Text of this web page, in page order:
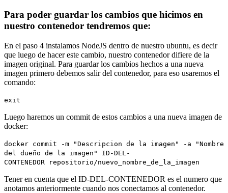
Para poder guardar los cambios que hicimos en
nuestro contenedor tendremos que:
En el paso 4 instalamos NodeJS dentro de nuestro ubuntu, es decir
que luego de hacer este cambio, nuestro contenedor difiere de la
imagen original. Para guardar los cambios hechos a una nueva
imagen primero debemos salir del contenedor, para eso usaremos el
comando:
exit
Luego haremos un commit de estos cambios a una nueva imagen de
docker:
docker commit -m "Descripcion de la imagen" -a "Nombre
del dueño de la imagen" ID-DEL-
CONTENEDOR repositorio/nuevo_nombre_de_la_imagen
Tener en cuenta que el ID-DEL-CONTENEDOR es el numero que
anotamos anteriormente cuando nos conectamos al contenedor.